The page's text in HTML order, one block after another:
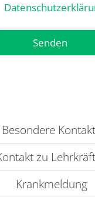
Besondere
zu
Krankmeldung